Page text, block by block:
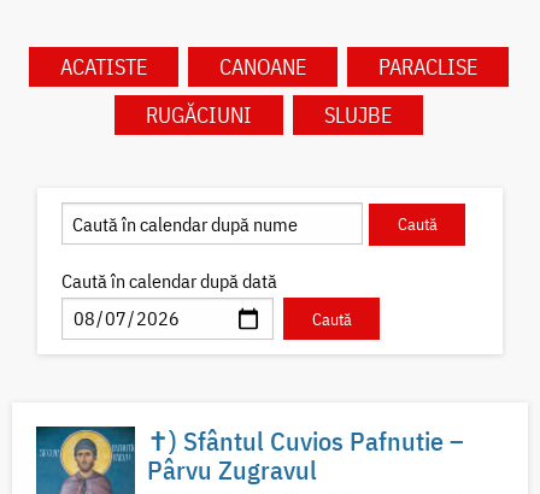
ACATISTE CANOANE
PARACLISE
RUGĂCIUNI
SLUJBE
Caută în calendar după dată
✝) Sfântul Cuvios Pafnutie –
Pârvu Zugravul